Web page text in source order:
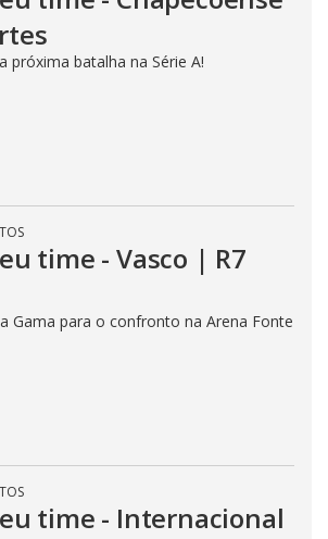
próxima batalha na Série A!
time - Vasco | R7
Gama para o confronto na Arena Fonte
time - Internacional